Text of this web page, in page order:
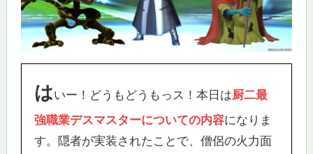
はいー！どうもどうもっス！本日は厨二最
強職業デスマスターについての内容になりま
す。隠者が実装されたことで、僧侶の火力面